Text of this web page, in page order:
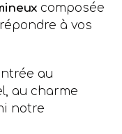
composée
à vos
au
au charme
notre